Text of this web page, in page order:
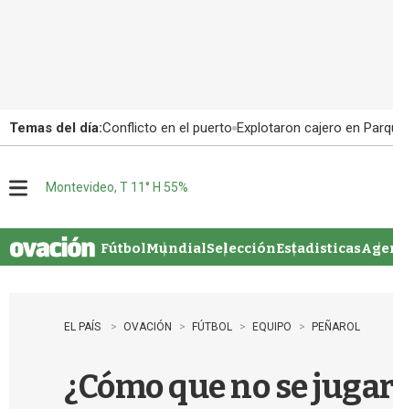
Temas del día:Conflicto en el puerto Explotaron cajero en
u
Montevideo, T 11° H 55%
FútbolMundialSelecciónEstadisticas
EL PAÍS OVACIÓN FÚTBOL EQUIPO PEÑAROL
¿Cómo que no se